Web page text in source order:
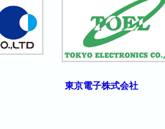
東京電子株式会社